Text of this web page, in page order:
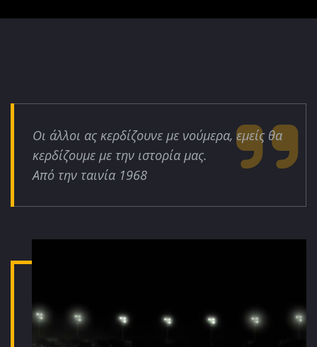
Οι άλλοι ας κερδίζουνε με νούμερα, εμείς θα
κερδίζουμε με την ιστορία μας.
Από την ταινία 1968